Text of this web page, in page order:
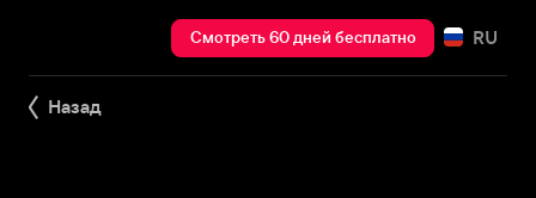
Смотреть 60 дней бесплатно RU
Назад